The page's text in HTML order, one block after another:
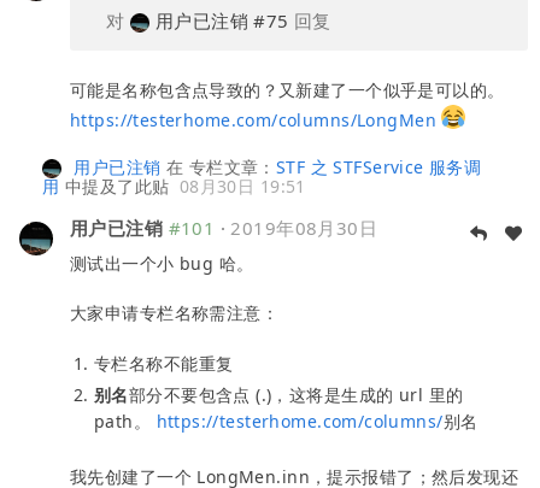
对
用户已注销 #75 回复
可能是名称包含点导致的？又新建了一个似乎是可以的。
https://testerhome.com/columns/LongMen
用户已注销 在 专栏文章： STF 之 STFService 服务调
用 中提及了此贴 08月30日 19:51
用户已注销 #101 · 2019年08月30日
测试出一个小 bug 哈。
大家申请专栏名称需注意：
专栏名称不能重复
别名部分不要包含点 (.)，这将是生成的 url 里的
path。 https://testerhome.com/columns/别名
我先创建了一个 LongMen.inn，提示报错了；然后发现还